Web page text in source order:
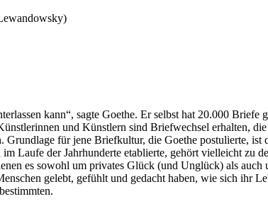
kann“, sagte Goethe. Er selbst hat 20.000
und Künstlern sind Briefwechsel erhalten,
für jene Briefkultur, die Goethe postulierte,
Laufe der Jahrhunderte etablierte, gehört vielleicht zu
es sowohl um privates Glück (und Unglück) als
gelebt, gefühlt und gedacht haben, wie sich ihr